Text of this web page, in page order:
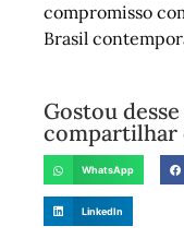
compromisso
Brasil
Gostou
compartilhar
WhatsApp
LinkedIn